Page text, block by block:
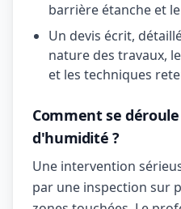
barrière étanche et
Un devis écrit,
nature des travaux,
et les techniques
Comment se
d'humidité ?
Une intervention
par une inspection sur